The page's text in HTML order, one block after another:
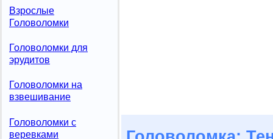
Взрослые
Головоломки
Головоломки для
эрудитов
Головоломки на
взвешивание
Головоломки с
веревками